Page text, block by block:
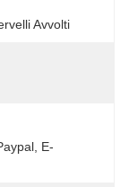
Avvolti
E-